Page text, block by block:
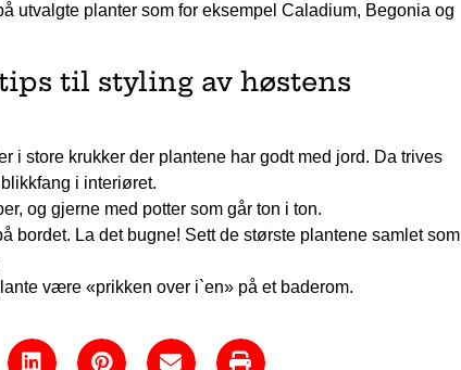
utvalgte planter som for eksempel Caladium, Begonia og
til styling av høstens
i store krukker der plantene har godt med jord. Da trives
i interiøret.
og gjerne med potter som går ton i ton.
bordet. La det bugne! Sett de største plantene samlet som
være «prikken over i`en» på et baderom.